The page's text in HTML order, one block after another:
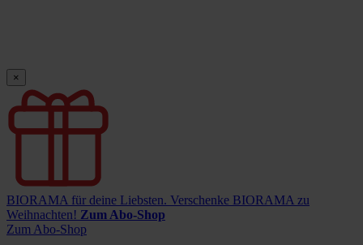
×
BIORAMA für deine Liebsten. Verschenke BIORAMA zu
Weihnachten! Zum Abo-Shop
Zum Abo-Shop